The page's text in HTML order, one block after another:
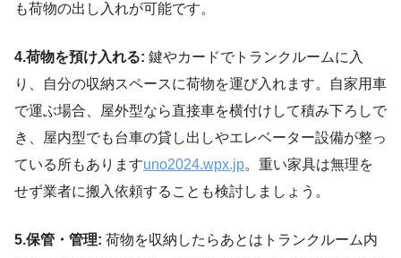
も荷物の出し入れが可能です。
4.荷物を預け入れる: 鍵やカードでトランクルームに入
り、自分の収納スペースに荷物を運び入れます。自家用車
で運ぶ場合、屋外型なら直接車を横付けして積み下ろしで
き、屋内型でも台車の貸し出しやエレベーター設備が整っ
ている所もありますuno2024.wpx.jp。重い家具は無理を
せず業者に搬入依頼することも検討しましょう。
5.保管・管理: 荷物を収納したらあとはトランクルーム内